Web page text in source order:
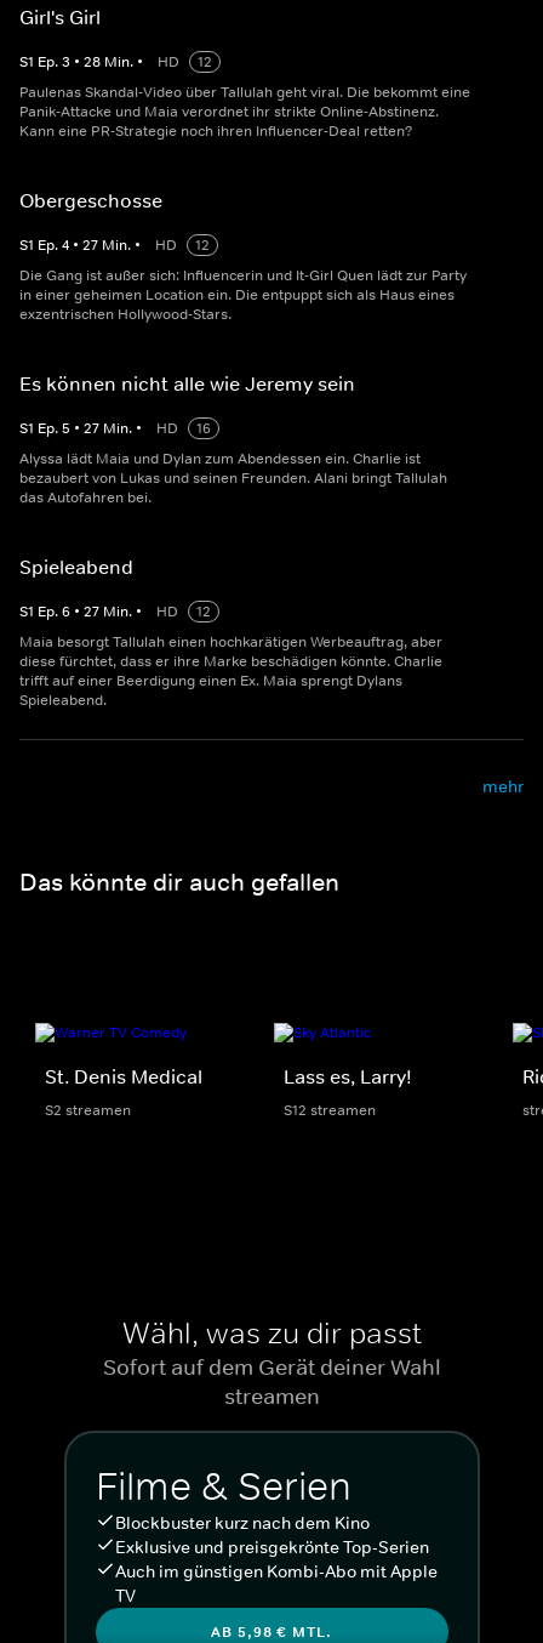
Girl's Girl
S1 Ep.3 • 28 Min. • HD
12
Paulenas Skandal-Video über Tallulah geht viral. Die bekommt eine
Panik-Attacke und Maia verordnet ihr strikte Online-Abstinenz.
Kann eine PR-Strategie noch ihren Influencer-Deal retten?
Obergeschosse
S1 Ep.4 • 27 Min. • HD
12
Die Gang ist außer sich: Influencerin und It-Girl Quen lädt zur Party
in einer geheimen Location ein. Die entpuppt sich als Haus eines
exzentrischen Hollywood-Stars.
Es können nicht alle wie Jeremy sein
S1 Ep.5 • 27 Min. • HD
16
Alyssa lädt Maia und Dylan zum Abendessen ein. Charlie ist
bezaubert von Lukas und seinen Freunden. Alani bringt Tallulah
das Autofahren bei.
Spieleabend
S1 Ep.6 • 27 Min. • HD
12
Maia besorgt Tallulah einen hochkarätigen Werbeauftrag, aber
diese fürchtet, dass er ihre Marke beschädigen könnte. Charlie
trifft auf einer Beerdigung einen Ex. Maia sprengt Dylans
Spieleabend.
mehr
Das könnte dir auch gefallen
St. Denis Medical
S2 streamen
Lass es, Larry!
S12 streamen
Wähl, was zu dir passt
Sofort auf dem Gerät deiner Wahl
streamen
Filme & Serien
Blockbuster kurz nach dem Kino
Exklusive und preisgekrönte Top-Serien
Auch im günstigen Kombi-Abo mit Apple
TV
AB 5,98 € MTL.